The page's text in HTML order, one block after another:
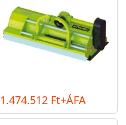
1.474.512 Ft+ÁFA